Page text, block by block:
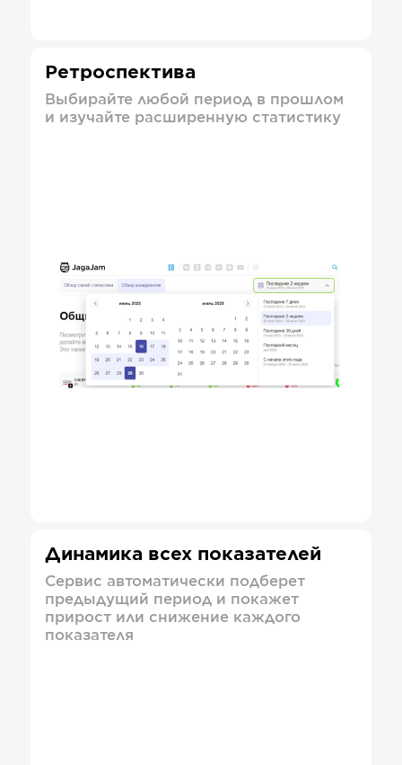
Ретроспектива
Выбирайте любой период в прошлом
и изучайте расширенную статистику
Динамика всех показателей
Сервис автоматически подберет
предыдущий период и покажет
прирост или снижение каждого
показателя